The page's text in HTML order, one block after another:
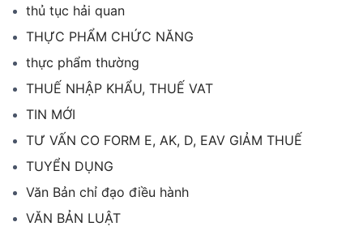
thủ tục hải quan
THỰC PHẨM CHỨC NĂNG
thực phẩm thường
THUẾ NHẬP KHẨU, THUẾ VAT
TIN MỚI
TƯ VẤN CO FORM E, AK, D, EAV GIẢM THUẾ
TUYỂN DỤNG
Văn Bản chỉ đạo điều hành
VĂN BẢN LUẬT